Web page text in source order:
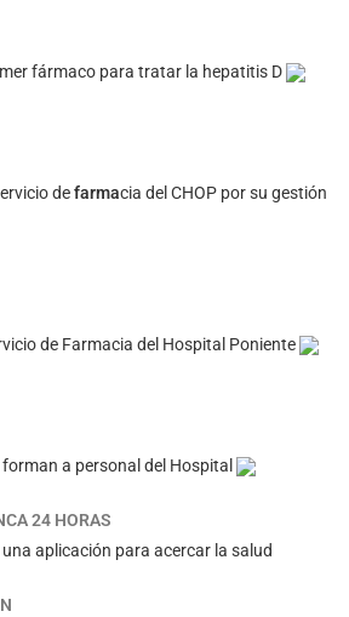
fármaco para tratar la hepatitis D
defarmacia del CHOP por su gestión
de Farmacia del Hospital Poniente
a personal del Hospital
24 HORAS
aplicación para acercar la salud